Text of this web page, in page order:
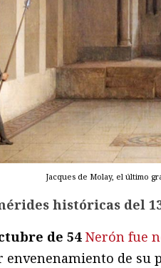
Jacques de Molay, el último
históricas del
de 54 Nerón fue
de su